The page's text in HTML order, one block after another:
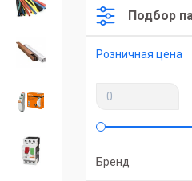
Подбор
Розничная цена
Бренд